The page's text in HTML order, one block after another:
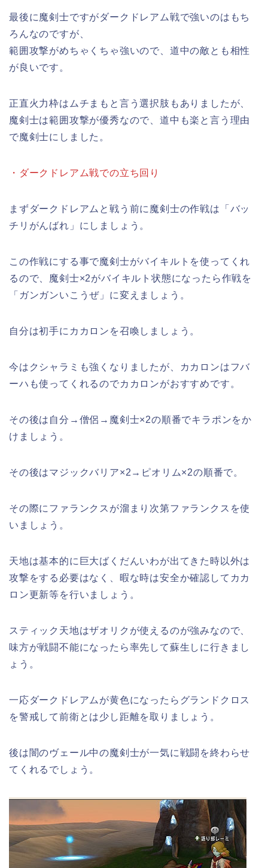
最後に魔剣士ですがダークドレアム戦で強いのはもち
ろんなのですが、
範囲攻撃がめちゃくちゃ強いので、道中の敵とも相性
が良いです。
正直火力枠はムチまもと言う選択肢もありましたが、
魔剣士は範囲攻撃が優秀なので、道中も楽と言う理由
で魔剣士にしました。
・ダークドレアム戦での立ち回り
まずダークドレアムと戦う前に魔剣士の作戦は「バッ
チリがんばれ」にしましょう。
この作戦にする事で魔剣士がバイキルトを使ってくれ
るので、魔剣士×2がバイキルト状態になったら作戦を
「ガンガンいこうぜ」に変えましょう。
自分は初手にカカロンを召喚しましょう。
今はクシャラミも強くなりましたが、カカロンはフバ
ーハも使ってくれるのでカカロンがおすすめです。
その後は自分→僧侶→魔剣士×2の順番でキラポンをか
けましょう。
その後はマジックバリア×2→ピオリム×2の順番で。
その際にファランクスが溜まり次第ファランクスを使
いましょう。
天地は基本的に巨大ばくだんいわが出てきた時以外は
攻撃をする必要はなく、暇な時は安全か確認してカカ
ロン更新等を行いましょう。
スティック天地はザオリクが使えるのが強みなので、
味方が戦闘不能になったら率先して蘇生しに行きまし
ょう。
一応ダークドレアムが黄色になったらグランドクロス
を警戒して前衛とは少し距離を取りましょう。
後は闇のヴェール中の魔剣士が一気に戦闘を終わらせ
てくれるでしょう。